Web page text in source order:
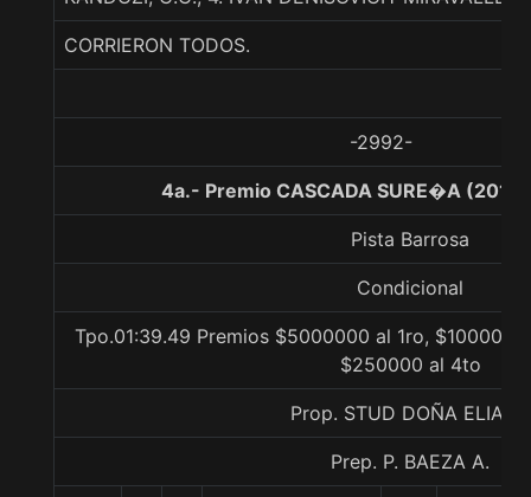
CORRIERON TODOS.
-2992-
4a.- Premio CASCADA SURE�A
Pista Barrosa
Condicional
Tpo.01:39.49 Premios $5000000 al 1ro,
$250000 al 4to
Prop. STUD DOÑA ELIANA
Prep. P. BAEZA A.